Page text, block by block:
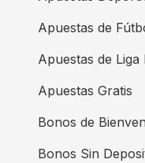
Apuestas de
Apuestas de Liga
Apuestas Gratis
Bonos de
Bonos Sin